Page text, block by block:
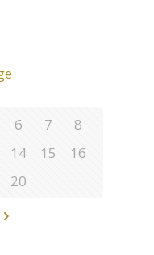
6 7
8
14 15
16
20